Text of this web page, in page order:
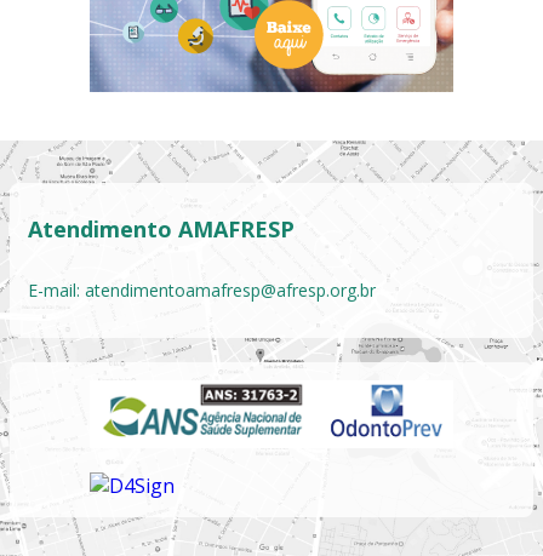
Atendimento AMAFRESP
E-mail: atendimentoamafresp@afresp.org.br